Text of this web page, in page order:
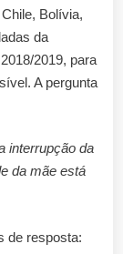
Bolívia,
da
2019, para
A pergunta
interrupção da
da mãe está
de resposta: